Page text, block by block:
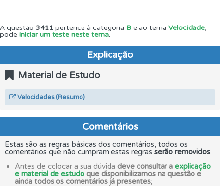
A questão 3411 pertence à categoria B e ao tema Velocidade,
pode iniciar um teste neste tema.
Explicação
Material de Estudo
Velocidades (Resumo)
Comentários
Estas são as regras básicas dos comentários, todos os
comentários que não cumpram estas regras serão removidos.
Antes de colocar a sua dúvida deve consultar a explicação
e material de estudo que disponibilizamos na questão e
ainda todos os comentários já presentes;